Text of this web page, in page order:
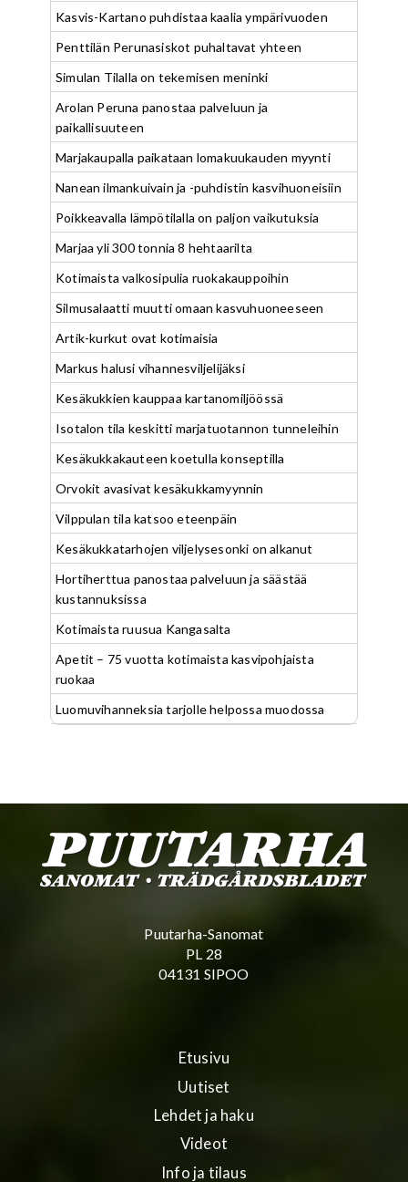
Kasvis-Kartano puhdistaa kaalia ympärivuoden
Penttilän Perunasiskot puhaltavat yhteen
Simulan Tilalla on tekemisen meninki
Arolan Peruna panostaa palveluun ja
paikallisuuteen
Marjakaupalla paikataan lomakuukauden myynti
Nanean ilmankuivain ja -puhdistin kasvihuoneisiin
Poikkeavalla lämpötilalla on paljon vaikutuksia
Marjaa yli 300 tonnia 8 hehtaarilta
Kotimaista valkosipulia ruokakauppoihin
Silmusalaatti muutti omaan kasvuhuoneeseen
Artik-kurkut ovat kotimaisia
Markus halusi vihannesviljelijäksi
Kesäkukkien kauppaa kartanomiljöössä
Isotalon tila keskitti marjatuotannon tunneleihin
Kesäkukkakauteen koetulla konseptilla
Orvokit avasivat kesäkukkamyynnin
Vilppulan tila katsoo eteenpäin
Kesäkukkatarhojen viljelysesonki on alkanut
Hortiherttua panostaa palveluun ja säästää
kustannuksissa
Kotimaista ruusua Kangasalta
Apetit – 75 vuotta kotimaista kasvipohjaista
ruokaa
Luomuvihanneksia tarjolle helpossa muodossa
Puutarha-Sanomat
PL 28
04131 SIPOO
Etusivu
Uutiset
Lehdet ja haku
Videot
Info ja tilaus